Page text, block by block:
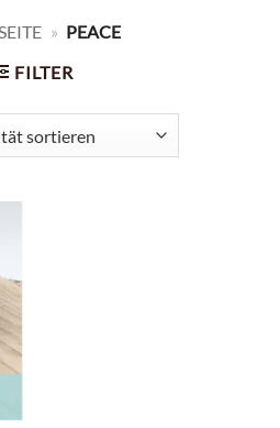
» PEACE
FILTER